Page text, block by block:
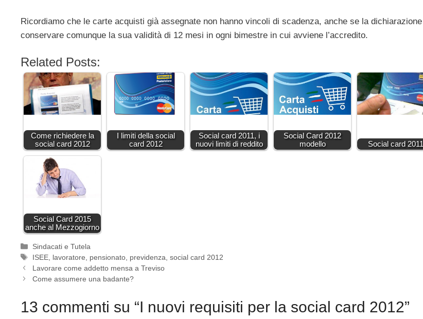
Ricordiamo che le carte acquisti già assegnate non hanno vincoli di scadenza, anche se la
conservare comunque la sua validità di 12 mesi in ogni bimestre in cui avviene l’accredito.
Related Posts:
Come richiedere la
social card 2012
I limiti della social
card 2012
Social card 2011, i
nuovi limiti di reddito
Social Card 2012
modello
Social card 2011
Social Card 2015
anche al Mezzogiorno
Categorie
Sindacati e Tutela
Tag
ISEE lavoratore pensionato previdenza ,social card 2012
Lavorare come addetto mensa a Treviso
Come assumere una badante?
13 commenti su “I nuovi requisiti per la social card 2012”